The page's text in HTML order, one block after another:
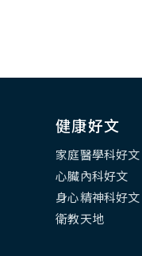
健康好文
家庭醫學科好文
心臟內科好文
身心精神科好文
衛教天地